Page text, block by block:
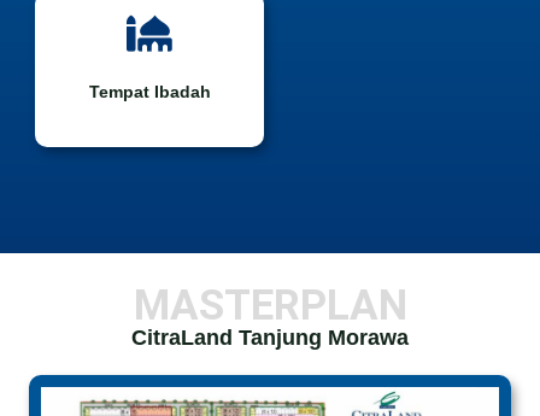
Tempat Ibadah
MASTERPLAN
CitraLand Tanjung Morawa